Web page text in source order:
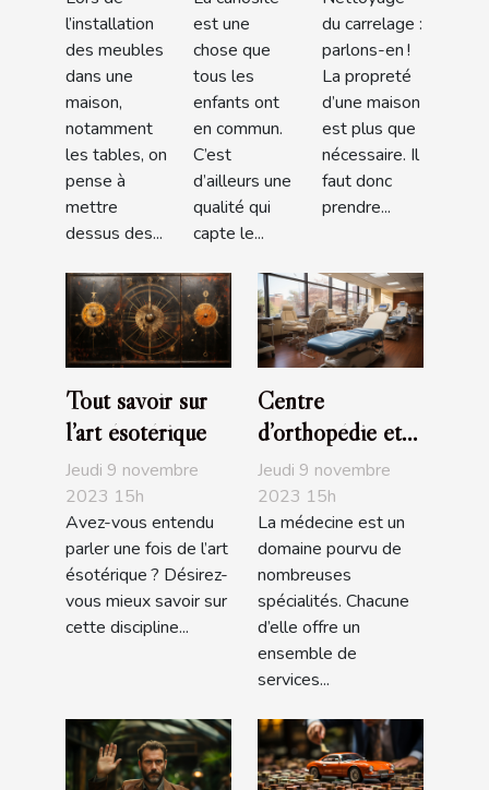
l’installation
des meubles
dans une
maison,
notamment
les tables, on
pense à
mettre
dessus des...
l’origine
des bébés
?
est une
chose que
tous les
enfants ont
en commun.
C’est
d’ailleurs une
qualité qui
capte le...
du carrelage :
parlons-en !
La propreté
d’une maison
est plus que
nécessaire. Il
faut donc
prendre...
Tout savoir sur
l’art ésotérique
Jeudi 9 novembre
2023 15h
Avez-vous entendu
parler une fois de l’art
ésotérique ? Désirez-
vous mieux savoir sur
cette discipline...
Centre
d’orthopédie et
de podologie
Ortho Center
Jeudi 9 novembre
2023 15h
La médecine est un
domaine pourvu de
nombreuses
spécialités. Chacune
d’elle offre un
ensemble de
services...